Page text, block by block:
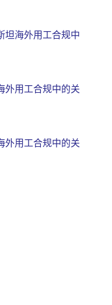
坦海外用工合规中
外用工合规中的关
外用工合规中的关